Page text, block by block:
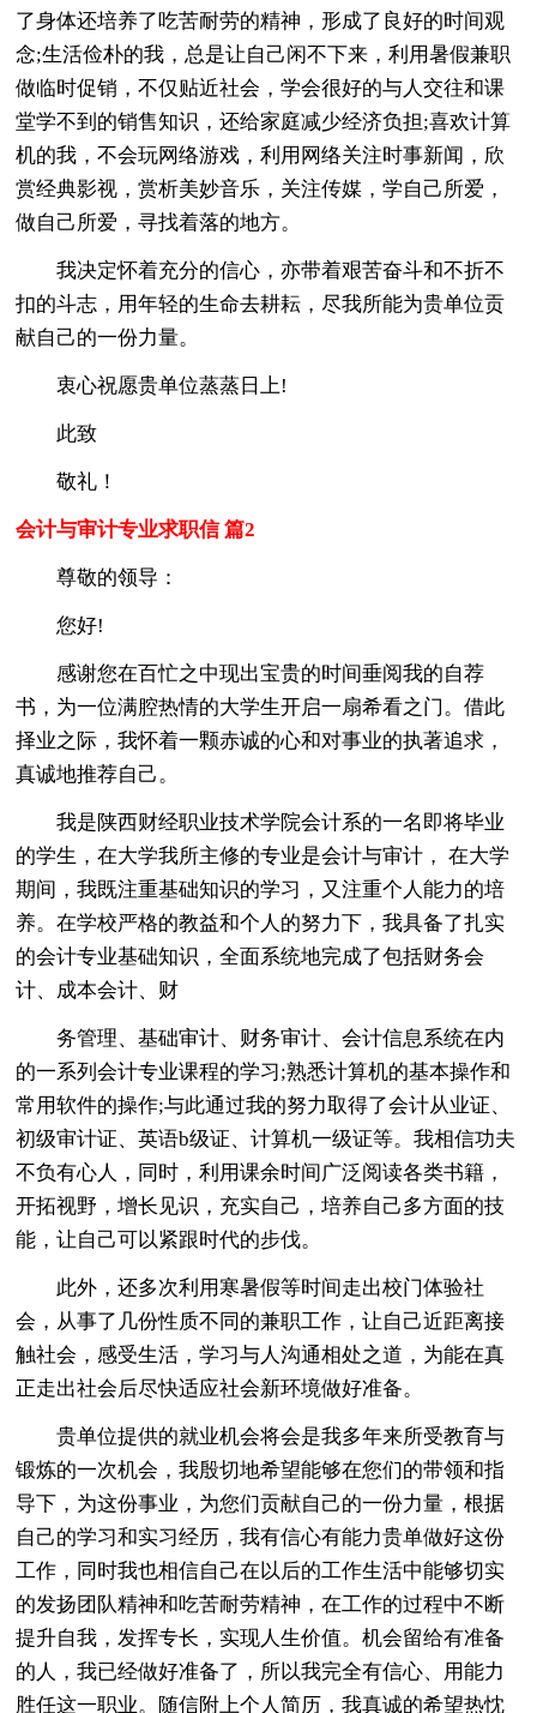
了身体还培养了吃苦耐劳的精神，形成了良好的时间观
念;生活俭朴的我，总是让自己闲不下来，利用暑假兼职
做临时促销，不仅贴近社会，学会很好的与人交往和课
堂学不到的销售知识，还给家庭减少经济负担;喜欢计算
机的我，不会玩网络游戏，利用网络关注时事新闻，欣
赏经典影视，赏析美妙音乐，关注传媒，学自己所爱，
做自己所爱，寻找着落的地方。
我决定怀着充分的信心，亦带着艰苦奋斗和不折不
扣的斗志，用年轻的生命去耕耘，尽我所能为贵单位贡
献自己的一份力量。
衷心祝愿贵单位蒸蒸日上!
此致
敬礼！
会计与审计专业求职信 篇2
尊敬的领导：
您好!
感谢您在百忙之中现出宝贵的时间垂阅我的自荐
书，为一位满腔热情的大学生开启一扇希看之门。借此
择业之际，我怀着一颗赤诚的心和对事业的执著追求，
真诚地推荐自己。
我是陕西财经职业技术学院会计系的一名即将毕业
的学生，在大学我所主修的专业是会计与审计， 在大学
期间，我既注重基础知识的学习，又注重个人能力的培
养。在学校严格的教益和个人的努力下，我具备了扎实
的会计专业基础知识，全面系统地完成了包括财务会
计、成本会计、财
务管理、基础审计、财务审计、会计信息系统在内
的一系列会计专业课程的学习;熟悉计算机的基本操作和
常用软件的操作;与此通过我的努力取得了会计从业证、
初级审计证、英语b级证、计算机一级证等。我相信功夫
不负有心人，同时，利用课余时间广泛阅读各类书籍，
开拓视野，增长见识，充实自己，培养自己多方面的技
能，让自己可以紧跟时代的步伐。
此外，还多次利用寒暑假等时间走出校门体验社
会，从事了几份性质不同的兼职工作，让自己近距离接
触社会，感受生活，学习与人沟通相处之道，为能在真
正走出社会后尽快适应社会新环境做好准备。
贵单位提供的就业机会将会是我多年来所受教育与
锻炼的一次机会，我殷切地希望能够在您们的带领和指
导下，为这份事业，为您们贡献自己的一份力量，根据
自己的学习和实习经历，我有信心有能力贵单做好这份
工作，同时我也相信自己在以后的工作生活中能够切实
的发扬团队精神和吃苦耐劳精神，在工作的过程中不断
提升自我，发挥专长，实现人生价值。机会留给有准备
的人，我已经做好准备了，所以我完全有信心、用能力
胜任这一职业。随信附上个人简历，我真诚的希望热忱